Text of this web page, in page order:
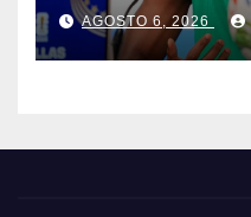
AGOSTO 6, 2026